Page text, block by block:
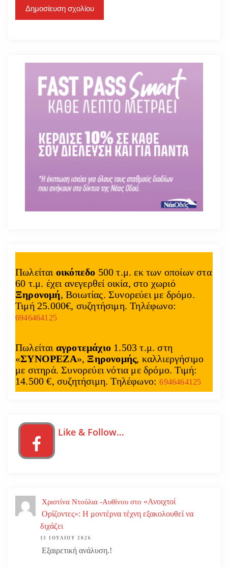
Πωλείται οικόπεδο 500 τ.μ. εκ των οποίων στα
60 τ.μ. έχει ανεγερθεί οικία, στο χωριό
Ξηρονομή, Βοιωτίας. Συνορεύει με δρόμο.
Τιμή 25.000€, συζητήσιμη. Τηλέφωνο:
6946464125
Πωλείται αγροτεμάχιο 1.503 τ.μ. στη
«ΣΥΝΟΡΕΖΑ», Ξηρονομής, καλλιεργήσιμο
με σιτηρά. Συνορεύει νότια με δρόμο. Τιμή:
14.500 €, συζητήσιμη. Τηλέφωνο:6946464125
Like & Follow…
Χριστίνα Ντούλια -Αυθίνου στο «Ανοιχτοί
Ορίζοντες»: Η μοντέρνα τέχνη εξακολουθεί να
διχάζει
13 ΙΟΥΛΊΟΥ 2026
Εξαιρετική ανάλυση.!